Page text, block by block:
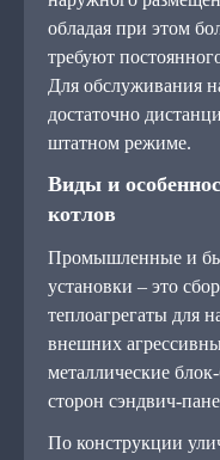
обладая при этом
требуют
Для обслуживания
достаточно
штатном режиме.
Виды и
котлов
Промышленные и
установки – это
теплоагрегаты для
внешних
металлические
сторон сэндвич-
По конструкции